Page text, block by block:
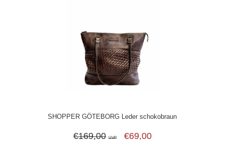
SHOPPER GÖTEBORG Leder schokobraun
€169,00 UVP €69,00